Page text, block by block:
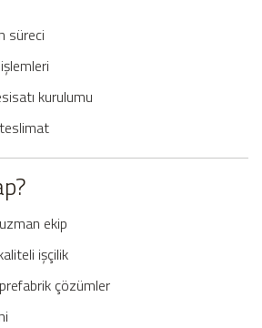
süreci
kurulumu
ekip
işçilik
çözümler